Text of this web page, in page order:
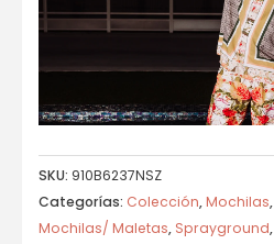
SKU: 910B6237NSZ
Categorías: Colección,Mochilas,
Mochilas/ Maletas, Sprayground,